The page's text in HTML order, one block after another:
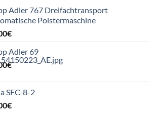
Adler 767 Dreifachtransport
Polstermaschine
€
Adler 69
€
SFC-8-2
€